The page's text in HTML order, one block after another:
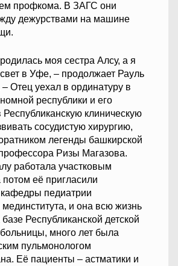
профкома. В ЗАГС они
дежурствами на машине
моя сестра Алсу, а я
в Уфе, – продолжает Рауль
Отец уехал в ординатуру в
республики и его
Республиканскую клиническую
сосудистую хирургию,
легенды башкирской
Ризы Магазова.
работала участковым
её пригласили
педиатрии
и она всю жизнь
Республиканской детской
много лет была
пульмонологом
Её пациенты – астматики и